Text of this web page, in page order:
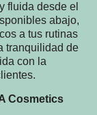
fluida desde el
abajo,
a tus rutinas
tranquilidad de
con la
Cosmetics